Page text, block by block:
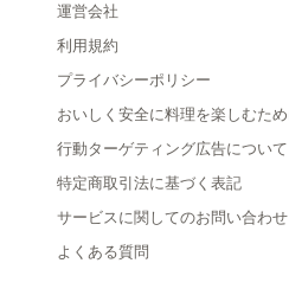
運営会社
利用規約
プライバシーポリシー
おいしく安全に料理を楽しむため
行動ターゲティング広告について
特定商取引法に基づく表記
サービスに関してのお問い合わせ
よくある質問